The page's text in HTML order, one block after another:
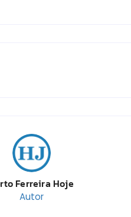
Ferreira Hoje
Autor